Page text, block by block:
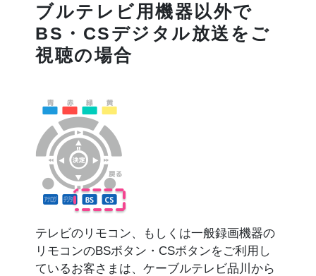
ブルテレビ用機器以外で
BS・CSデジタル放送をご
視聴の場合
テレビのリモコン、もしくは一般録画機器の
リモコンのBSボタン・CSボタンをご利用し
ているお客さまは、ケーブルテレビ品川から